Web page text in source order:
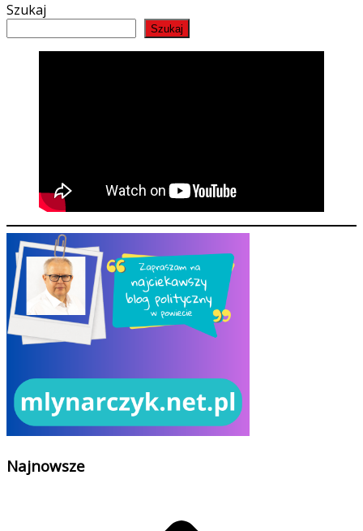
Szukaj
Szukaj
Najnowsze